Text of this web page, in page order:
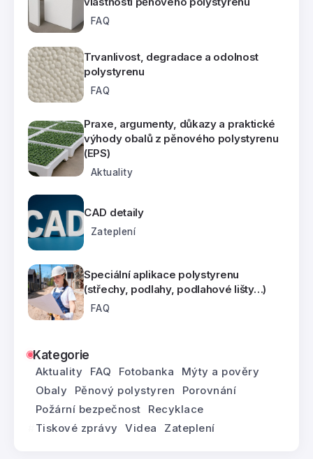
FAQ
Trvanlivost, degradace a odolnost
polystyrenu
FAQ
Praxe, argumenty, důkazy a praktické
výhody obalů z pěnového polystyrenu
(EPS)
Aktuality
CAD detaily
Zateplení
Speciální aplikace polystyrenu
(střechy, podlahy, podlahové lišty…)
FAQ
Kategorie
Aktuality FAQ Fotobanka
Mýty a pověry
Obaly
Pěnový polystyren
Porovnání
Požární bezpečnost
Recyklace
Tiskové zprávy
Videa Zateplení